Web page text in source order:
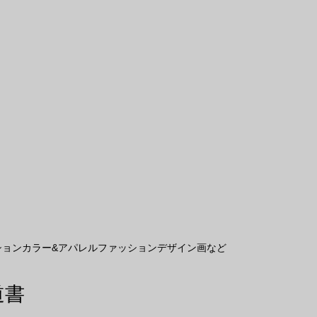
ンカラー&アパレルファッションデザイン画など